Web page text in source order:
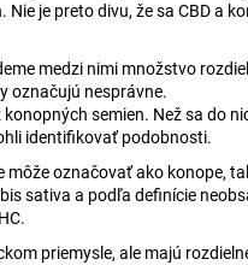
je preto divu, že sa CBD a
medzi nimi množstvo
označujú nesprávne.
semien. Než sa do
identifikovať podobnosti.
môže označovať ako konope,
sativa a podľa definície
priemysle, ale majú
HREJIVÁ